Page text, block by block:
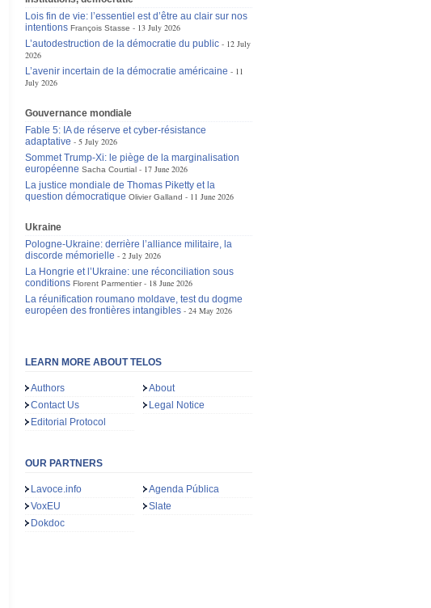
Lois fin de vie: l’essentiel est d’être au clair sur nos
intentions François Stasse
13 July 2026
L’autodestruction de la démocratie du public
12 July
2026
L’avenir incertain de la démocratie américaine
11
July 2026
Gouvernance mondiale
Fable 5: IA de réserve et cyber-résistance
adaptative
5 July 2026
Sommet Trump-Xi: le piège de la marginalisation
européenne Sacha Courtial
17 June 2026
La justice mondiale de Thomas Piketty et la
question démocratique Olivier Galland 11 June 2026
Ukraine
Pologne-Ukraine: derrière l’alliance militaire, la
discorde mémorielle
2 July 2026
La Hongrie et l’Ukraine: une réconciliation sous
conditions Florent Parmentier
18 June 2026
La réunification roumano moldave, test du dogme
européen des frontières intangibles
24 May 2026
LEARN MORE ABOUT TELOS
Authors
About
Contact Us
Legal Notice
Editorial Protocol
OUR PARTNERS
Lavoce.info
Agenda Pública
VoxEU
Slate
Dokdoc